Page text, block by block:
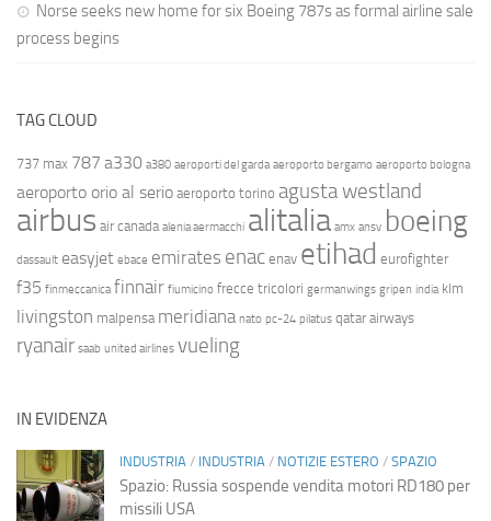
Norse seeks new home for six Boeing 787s as formal airline sale
process begins
TAG CLOUD
737 max 787 a330 a380 aeroporti del garda aeroporto bergamo aeroporto bologna
aeroporto orio al serio aeroporto torino agusta westland
airbus air canada alenia aermacchi alitalia amx ansv boeing
dassault easyjet ebace emirates enac enav etihad eurofighter
f35 finmeccanica finnair fiumicino frecce tricolori germanwings gripen india klm
livingston malpensa meridiana nato pc-24 pilatus qatar airways
ryanair saab united airlines vueling
IN EVIDENZA
INDUSTRIA / INDUSTRIA / NOTIZIE ESTERO / SPAZIO
Spazio: Russia sospende vendita motori RD180 per
missili USA